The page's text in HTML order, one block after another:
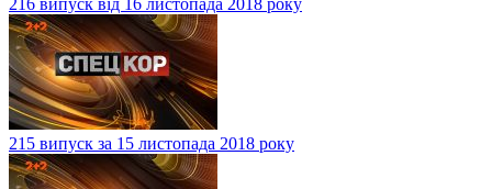
215 випуск за 15 листопада 2018 року